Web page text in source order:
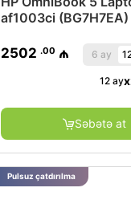
af1003ci (BG7H7EA)
2502.00 ₼ 6 ay
12 ayx
Səbətə at
Pulsuz çatdırılma